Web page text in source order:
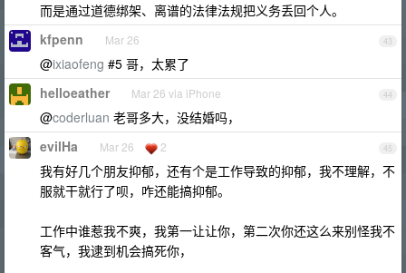
而是通过道德绑架、离谱的法律法规把义务丢回个人。
43
kfpenn Mar 26
@ixiaofeng #5 哥，太累了
44
helloeather Mar 26 via iPhone
@coderluan 老哥多大，没结婚吗，
45
evilHa Mar 26 2
我有好几个朋友抑郁，还有个是工作导致的抑郁，我不理解，不
服就干就行了呗，咋还能搞抑郁。
工作中谁惹我不爽，我第一让让你，第二次你还这么来别怪我不
客气，我逮到机会搞死你，